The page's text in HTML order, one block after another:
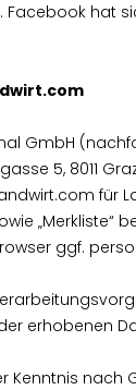
hat
GmbH
5, 8011
für
ggf.
erhobenen
nach